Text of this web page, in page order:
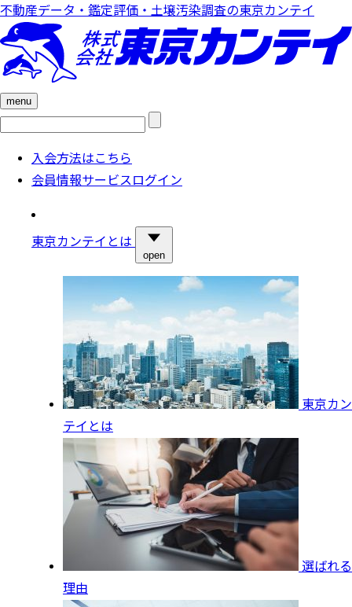
不動産データ・鑑定評価・土壌汚染調査の東京カンテイ
menu
検
入会方法はこちら
会員情報サービスログイン
東京カンテイとは
open
東京カン
テイとは
選ばれる
理由